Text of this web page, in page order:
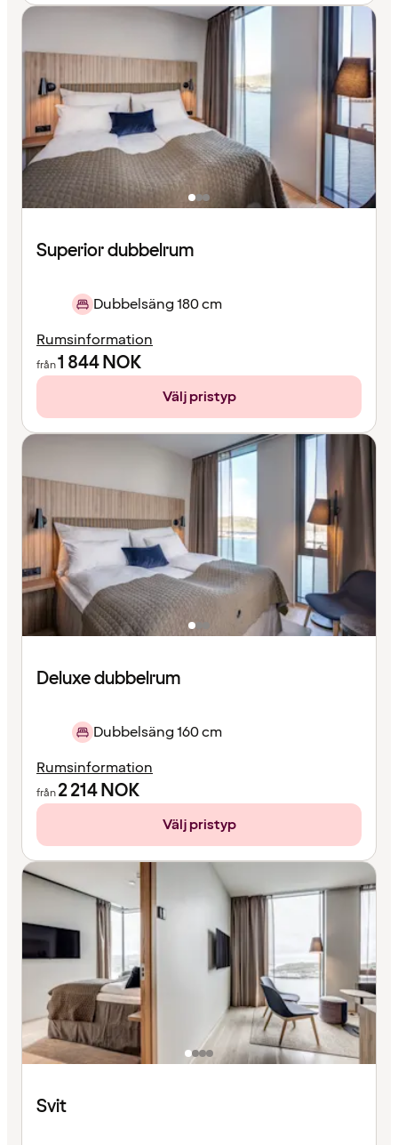
Superior dubbelrum
Dubbelsäng 180 cm
Rumsinformation
från1 844NOK
Välj pristyp
Deluxe dubbelrum
Dubbelsäng 160 cm
Rumsinformation
från2 214NOK
Välj pristyp
Svit